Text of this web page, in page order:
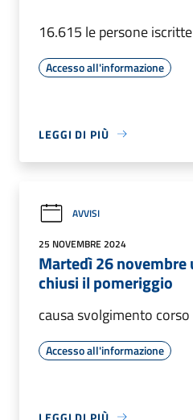
16.615 le persone
Accesso all'informazione
LEGGI DI PIÙ
AVVISI
25 NOVEMBRE 2024
Martedì 26
chiusi il pomeriggio
causa svolgimento
Accesso all'informazione